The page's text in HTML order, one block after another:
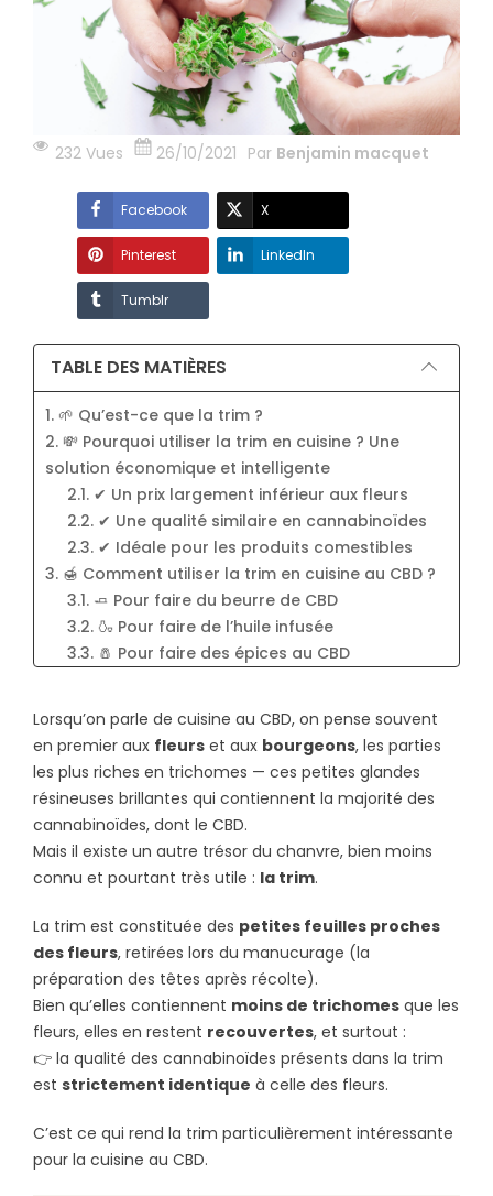
232 Vues 26/10/2021 Par Benjamin macquet
Facebook X
Pinterest LinkedIn
Tumblr
TABLE DES MATIÈRES
1. 🌱 Qu’est-ce que la trim ?
2. 💸 Pourquoi utiliser la trim en cuisine ? Une
solution économique et intelligente
2.1. ✔ Un prix largement inférieur aux fleurs
2.2. ✔ Une qualité similaire en cannabinoïdes
2.3. ✔ Idéale pour les produits comestibles
3. 🍯 Comment utiliser la trim en cuisine au CBD ?
3.1. 🧈 Pour faire du beurre de CBD
3.2. 🍶 Pour faire de l’huile infusée
3.3. 🧂 Pour faire des épices au CBD
la trim ?
5. 🍃 Quel impact sur le goût ?
6. 🤲 Trim : pour qui ?
Lorsqu’on parle de cuisine au CBD, on pense souvent
en premier aux fleurs et aux bourgeons, les parties
les plus riches en trichomes — ces petites glandes
résineuses brillantes qui contiennent la majorité des
cannabinoïdes, dont le CBD.
Mais il existe un autre trésor du chanvre, bien moins
connu et pourtant très utile : la trim.
La trim est constituée des petites feuilles proches
des fleurs, retirées lors du manucurage (la
préparation des têtes après récolte).
Bien qu’elles contiennent moins de trichomes que les
fleurs, elles en restent recouvertes, et surtout :
👉 la qualité des cannabinoïdes présents dans la trim
est strictement identique à celle des fleurs.
C’est ce qui rend la trim particulièrement intéressante
pour la cuisine au CBD.